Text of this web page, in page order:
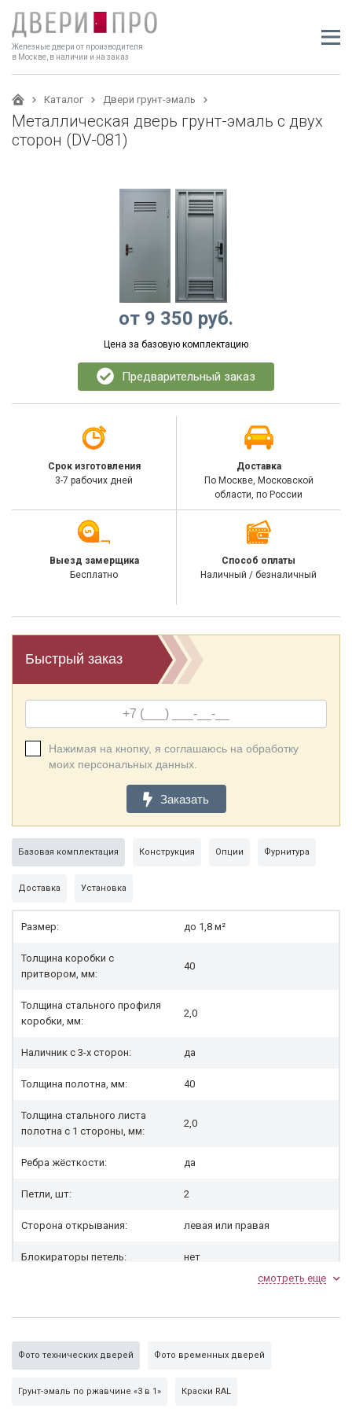
Железные двери от производителя
в Москве, в наличии и на заказ
Каталог Двери грунт-эмаль
Металлическая дверь грунт-эмаль с двух
сторон (DV-081)
от 9 350 руб.
Цена за базовую комплектацию
Предварительный заказ
Срок изготовления
3-7 рабочих дней
Доставка
По Москве, Московской
области, по России
Выезд замерщика
Бесплатно
Способ оплаты
Наличный / безналичный
Быстрый заказ
Нажимая на кнопку, я соглашаюсь на обработку
моих персональных данных.
Заказать
Базовая комплектация Конструкция Опции Фурнитура
Доставка Установка
Размер: до 1,8 м²
Толщина коробки с
притвором, мм:
40
Толщина стального профиля
коробки, мм:
2,0
Наличник с 3-х сторон: да
Толщина полотна, мм: 40
Толщина стального листа
полотна с 1 стороны, мм:
2,0
Ребра жёсткости: да
Петли, шт: 2
Сторона открывания: левая или правая
Блокираторы петель: нет
контур:
Тип внешнего покрытия:
ассортименте
смотреть еще
Фото технических дверей Фото временных дверей
Грунт-эмаль по ржавчине «3 в 1» Краски RAL